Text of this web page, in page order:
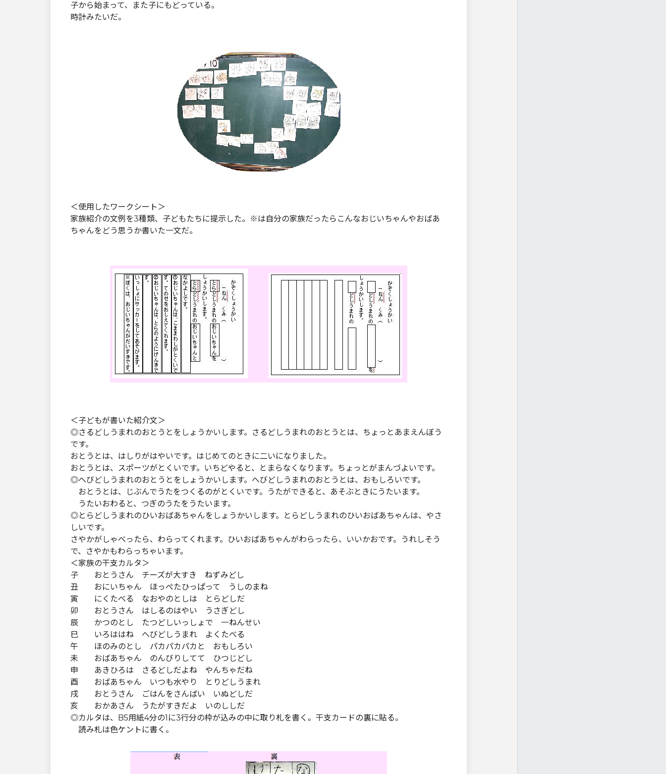
子から始まって、また子にもどっている。
時計みたいだ。
＜使用したワークシート＞
家族紹介の文例を3種類、子どもたちに提示した。※は自分の家族だったらこんなおじいちゃんやおばあ
ちゃんをどう思うか書いた一文だ。
＜子どもが書いた紹介文＞
◎さるどしうまれのおとうとをしょうかいします。さるどしうまれのおとうとは、ちょっとあまえんぼう
です。
おとうとは、はしりがはやいです。はじめてのときに二いになりました。
おとうとは、スポーツがとくいです。いちどやると、とまらなくなります。ちょっとがまんづよいです。
◎へびどしうまれのおとうとをしょうかいします。へびどしうまれのおとうとは、おもしろいです。
おとうとは、じぶんでうたをつくるのがとくいです。うたができると、あそぶときにうたいます。
うたいおわると、つぎのうたをうたいます。
◎とらどしうまれのひいおばあちゃんをしょうかいします。とらどしうまれのひいおばあちゃんは、やさ
しいです。
さやかがしゃべったら、わらってくれます。ひいおばあちゃんがわらったら、いいかおです。うれしそう
で、さやかもわらっちゃいます。
＜家族の干支カルタ＞
子 おとうさん チーズが大すき ねずみどし
丑 おにいちゃん ほっぺたひっぱって うしのまね
寅 にくたべる なおやのとしは とらどしだ
卯 おとうさん はしるのはやい うさぎどし
辰 かつのとし たつどしいっしょで 一ねんせい
巳 いろははね へびどしうまれ よくたべる
午 ほのみのとし パカパカパカと おもしろい
未 おばあちゃん のんびりしてて ひつじどし
申 あきひろは さるどしだよね やんちゃだね
酉 おばあちゃん いつも水やり とりどしうまれ
戌 おとうさん ごはんをさんばい いぬどしだ
亥 おかあさん うたがすきだよ いのししだ
◎カルタは、B5用紙4分の1に3行分の枠が込みの中に取り札を書く。干支カードの裏に貼る。
読み札は色ケントに書く。